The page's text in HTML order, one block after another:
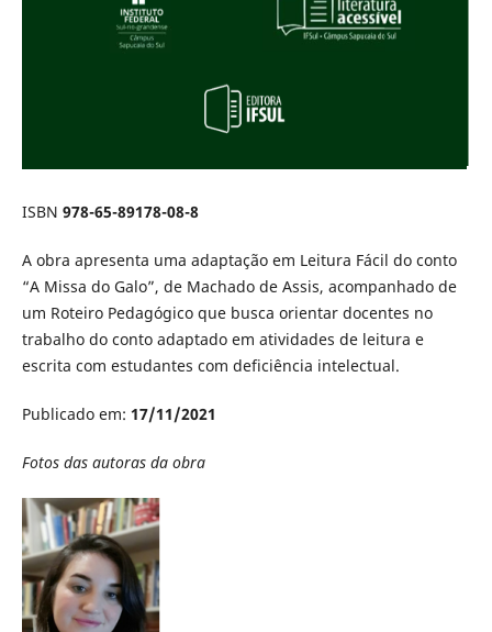
ISBN 978-65-89178-08-8
A obra apresenta uma adaptação em Leitura Fácil do conto
“A Missa do Galo”, de Machado de Assis, acompanhado de
um Roteiro Pedagógico que busca orientar docentes no
trabalho do conto adaptado em atividades de leitura e
escrita com estudantes com deficiência intelectual.
Publicado em: 17/11/2021
Fotos das autoras da obra